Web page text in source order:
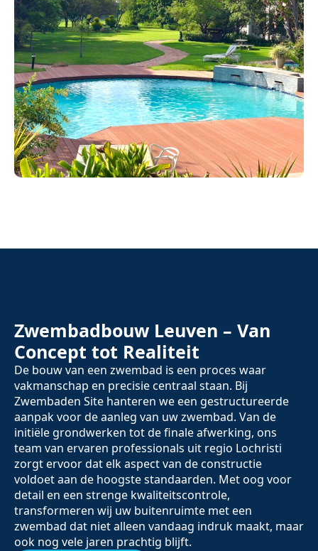
Zwembadbouw Leuven – Van
Concept tot Realiteit
De bouw van een zwembad is een proces waar
vakmanschap en precisie centraal staan. Bij
Zwembaden Site hanteren we een gestructureerde
aanpak voor de aanleg van uw zwembad. Van de
initiële grondwerken tot de finale afwerking, ons
team van ervaren professionals uit regio Lochristi
zorgt ervoor dat elk aspect van de constructie
voldoet aan de hoogste standaarden. Met oog voor
detail en een strenge kwaliteitscontrole,
transformeren wij uw buitenruimte met een
zwembad dat niet alleen vandaag indruk maakt, maar
ook nog vele jaren prachtig blijft.